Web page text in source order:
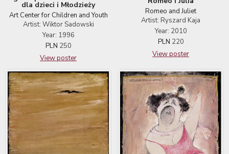
dla dzieci i Młodzieży
Art Center for Children and Youth
Artist: Wiktor Sadowski
Year: 1996
PLN 250
View poster
Romeo and Juliet
Artist: Ryszard Kaja
Year: 2010
PLN 220
View poster